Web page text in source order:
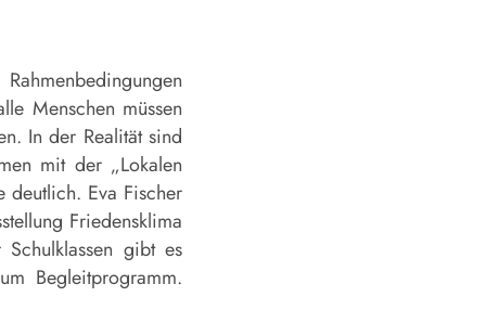
Menschen müssen
In der Realität sind
mit der „Lokalen
Eva Fischer
Friedensklima
gibt es
Begleitprogramm.